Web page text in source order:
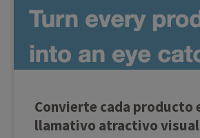
Convierte cada producto
llamativo atractivo